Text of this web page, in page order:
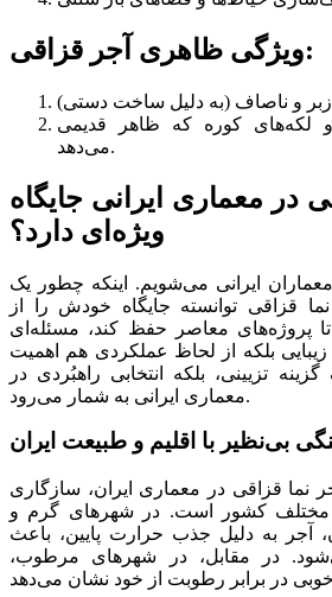
ویژگی ظاهری آجر قزاقی:
و ناصاف (به دلیل ساخت دستی)
لکه‌های کوره که ظاهر قدیمی
می‌دهد.
در معماری ایرانی جایگاه
ویژه‌ای دارد؟
ایرانی می‌شویم. اینکه چطور یک
قزاقی توانسته جایگاه خودش را از
پروژه‌های معاصر حفظ کند، مسئله‌ای
بلکه از لحاظ عملکردی هم اهمیت
تزیینی، بلکه انتخابی راهبُردی در
معماری ایرانی به شمار می‌رود.
بی‌نظیر با اقلیم و طبیعت ایران
نما قزاقی در معماری ایران، سازگاری
مختلف کشور است. در شهرهای گرم و
آجر به دلیل جذب حرارت پایین، باعث
در مقابل، در شهرهای مرطوب،